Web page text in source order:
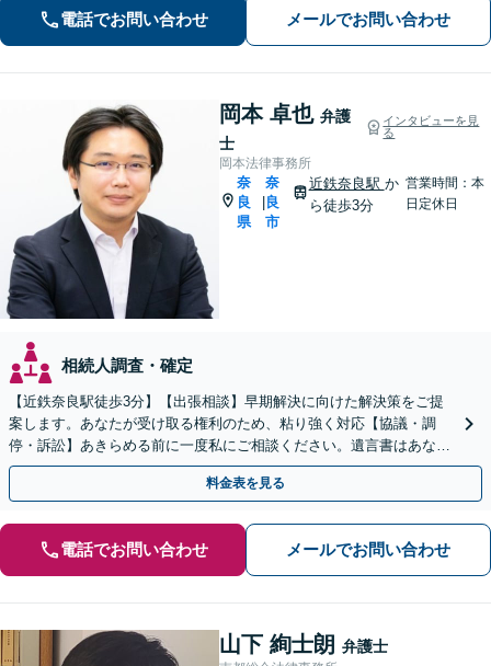
電話でお問い合わせ メールでお問い合わせ
岡本 卓也 弁護
士
インタビューを見
る
岡本法律事務所
奈
良
県
奈
良
市
近鉄奈良駅 か
ら徒歩3分
営業時間：本
日定休日
相続人調査・確定
【近鉄奈良駅徒歩3分】【出張相談】早期解決に向けた解決策をご提
案します。あなたが受け取る権利のため、粘り強く対応【協議・調
停・訴訟】あきらめる前に一度私にご相談ください。遺言書はあなた
の意志を反映し、トラブル予防のための内容を作成。
料金表を見る
電話でお問い合わせ メールでお問い合わせ
山下 絢士朗 弁護士